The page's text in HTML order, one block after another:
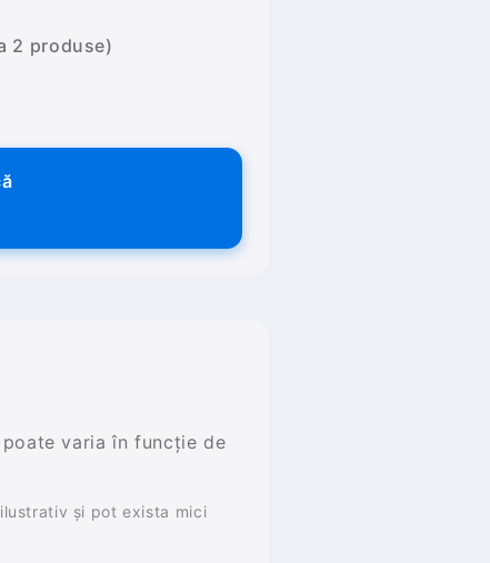
2 produse)
varia în funcție de
și pot exista mici